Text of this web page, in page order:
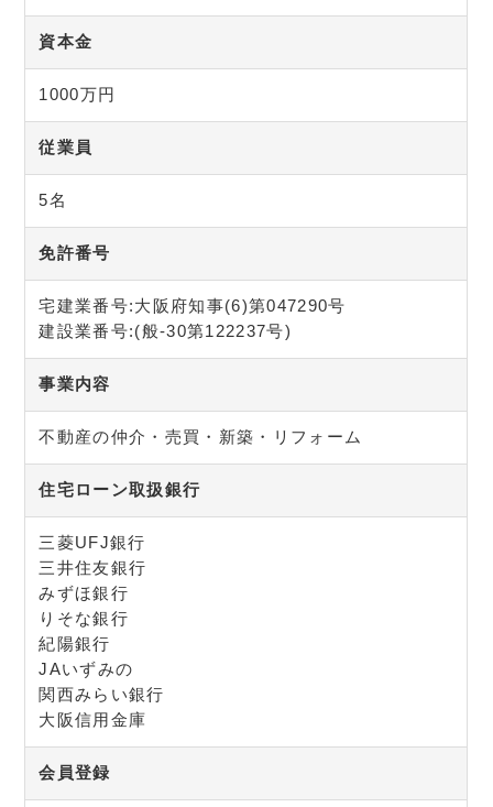
資本金
1000万円
従業員
5名
免許番号
宅建業番号:大阪府知事(6)第047290号
建設業番号:(般-30第122237号)
事業内容
不動産の仲介・売買・新築・リフォーム
住宅ローン取扱銀行
三菱UFJ銀行
三井住友銀行
みずほ銀行
りそな銀行
紀陽銀行
JAいずみの
関西みらい銀行
大阪信用金庫
会員登録